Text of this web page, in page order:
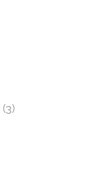
(3)